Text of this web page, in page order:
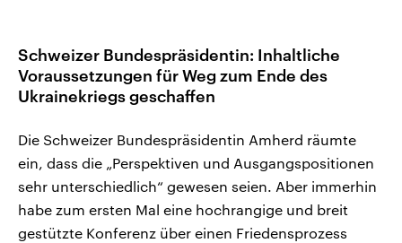
Schweizer Bundespräsidentin: Inhaltliche
Voraussetzungen für Weg zum Ende des
Ukrainekriegs geschaffen
Die Schweizer Bundespräsidentin Amherd räumte
ein, dass die „Perspektiven und Ausgangspositionen
sehr unterschiedlich“ gewesen seien. Aber immerhin
habe zum ersten Mal eine hochrangige und breit
gestützte Konferenz über einen Friedensprozess